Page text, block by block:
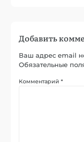
Добавить
Ваш адрес email
Обязательные
Комментарий*